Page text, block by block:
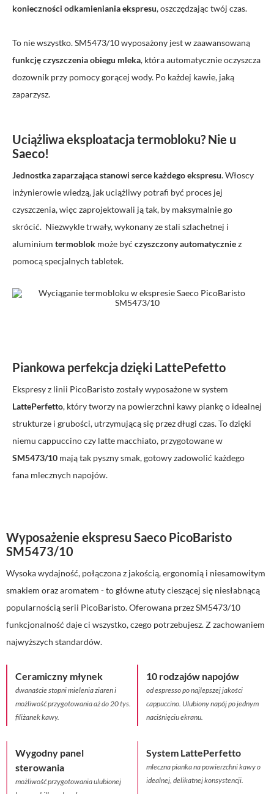
konieczności odkamieniania ekspresu, oszczędzając twój czas.
To nie wszystko. SM5473/10 wyposażony jest w zaawansowaną
funkcję czyszczenia obiegu mleka, która automatycznie oczyszcza
dozownik przy pomocy gorącej wody. Po każdej kawie, jaką
zaparzysz.
Uciążliwa eksploatacja termobloku? Nie u
Saeco!
Jednostka zaparzająca stanowi serce każdego ekspresu. Włoscy
inżynierowie wiedzą, jak uciążliwy potrafi być proces jej
czyszczenia, więc zaprojektowali ją tak, by maksymalnie go
skrócić. Niezwykle trwały, wykonany ze stali szlachetnej i
aluminium termoblok może być czyszczony automatyczniez
pomocą specjalnych tabletek.
Piankowa perfekcja dzięki LattePefetto
Ekspresy z linii PicoBaristo zostały wyposażone w system
LattePerfetto, który tworzy na powierzchni kawy piankę o idealnej
strukturze i grubości, utrzymującą się przez długi czas. To dzięki
niemu cappuccino czy latte macchiato, przygotowane w
SM5473/10 mają tak pyszny smak, gotowy zadowolić każdego
fana mlecznych napojów.
Wyposażenie ekspresu Saeco PicoBaristo
SM5473/10
Wysoka wydajność, połączona z jakością, ergonomią i niesamowitym
smakiem oraz aromatem - to główne atuty cieszącej się niesłabnącą
popularnością serii PicoBaristo. Oferowana przez SM5473/10
funkcjonalność daje ci wszystko, czego potrzebujesz. Z zachowaniem
najwyższych standardów.
Ceramiczny młynek
dwanaście stopni mielenia ziaren i
możliwość przygotowania aż do 20 tys.
filiżanek kawy.
10 rodzajów napojów
od espresso po najlepszej jakości
cappuccino. Ulubiony napój po jednym
naciśnięciu ekranu.
Wygodny panel
sterowania
możliwość przygotowania ulubionej
System LattePerfetto
mleczna pianka na powierzchni kawy o
idealnej, delikatnej konsystencji.